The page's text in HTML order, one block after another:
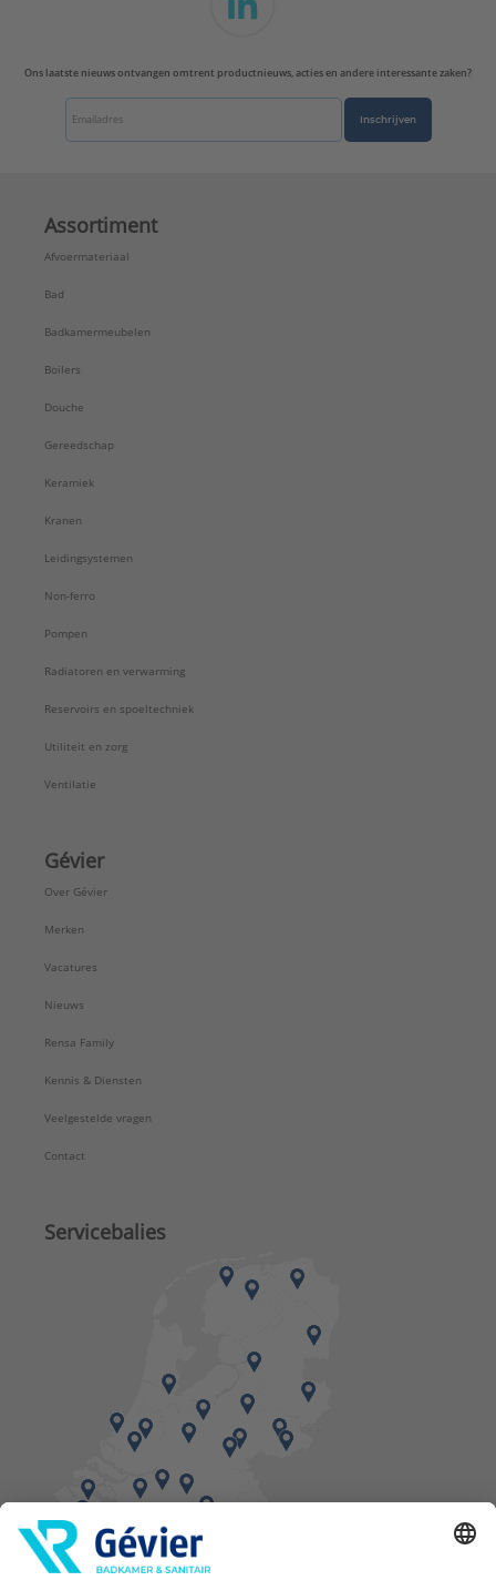
Ons laatste nieuws ontvangen omtrent productnieuws, acties en andere interessante zaken?
Inschrijven
Assortiment
Afvoermateriaal
Bad
Badkamermeubelen
Boilers
Douche
Gereedschap
Keramiek
Kranen
Leidingsystemen
Non-ferro
Pompen
Radiatoren en verwarming
Reservoirs en spoeltechniek
Utiliteit en zorg
Ventilatie
Gévier
Over Gévier
Merken
Vacatures
Nieuws
Rensa Family
Kennis & Diensten
Veelgestelde vragen
Contact
Servicebalies
Vind een balie in de buurt